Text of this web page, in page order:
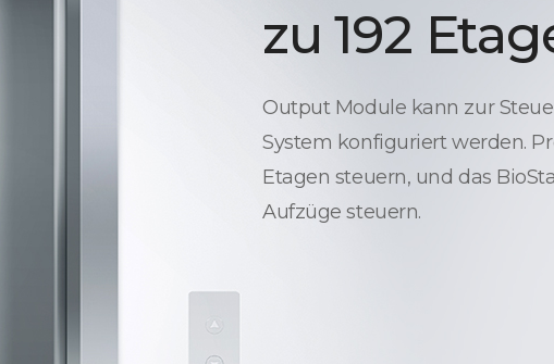
zu 192
Output Module kann zur
System konfiguriert werden.
Etagen steuern, und das
Aufzüge steuern.